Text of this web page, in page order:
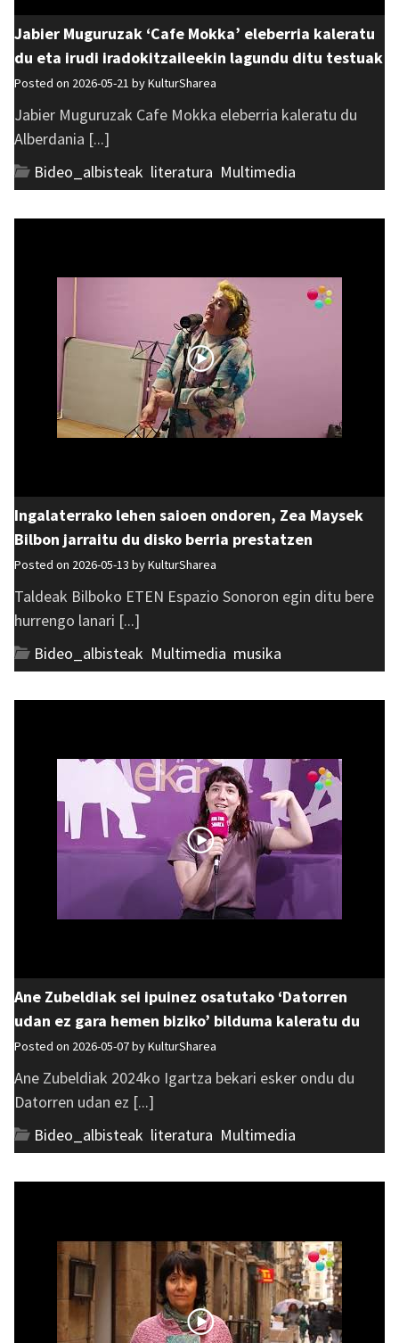
Jabier Muguruzak ‘Cafe Mokka’ eleberria kaleratu
du eta irudi iradokitzaileekin lagundu ditu testuak
Posted on 2026-05-21 byKulturSharea
Jabier Muguruzak Cafe Mokka eleberria kaleratu du
Alberdania [...]
Bideo_albisteak literatura Multimedia
Ingalaterrako lehen saioen ondoren, Zea Maysek
Bilbon jarraitu du disko berria prestatzen
Posted on 2026-05-13 byKulturSharea
Taldeak Bilboko ETEN Espazio Sonoron egin ditu bere
hurrengo lanari [...]
Bideo_albisteak Multimedia musika
Ane Zubeldiak sei ipuinez osatutako ‘Datorren
udan ez gara hemen biziko’ bilduma kaleratu du
Posted on 2026-05-07 byKulturSharea
Ane Zubeldiak 2024ko Igartza bekari esker ondu du
Datorren udan ez [...]
Bideo_albisteak literatura Multimedia